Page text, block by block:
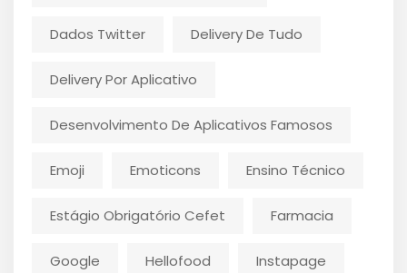
Dados Twitter Delivery De Tudo
Delivery Por Aplicativo
Desenvolvimento De Aplicativos Famosos
Emoji Emoticons Ensino Técnico
Estágio Obrigatório Cefet Farmacia
Google Hellofood Instapage